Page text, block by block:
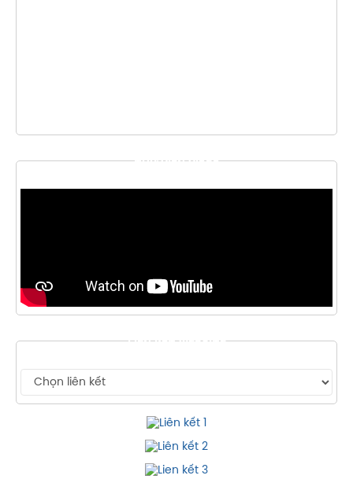
THƯ VIỆN VIDEO
LIÊN KẾT WEBSITE